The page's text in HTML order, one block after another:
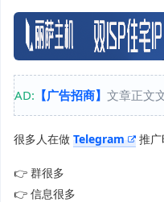
AD: 【广告招商】 文章正文
很多人在做 Telegram 推广
👉 群很多
👉 信息很多